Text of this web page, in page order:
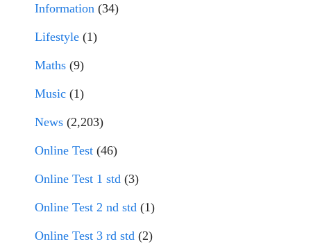
Information (34)
Lifestyle (1)
Maths (9)
Music (1)
News (2,203)
Online Test (46)
Online Test 1 std (3)
Online Test 2 nd std (1)
Online Test 3 rd std (2)